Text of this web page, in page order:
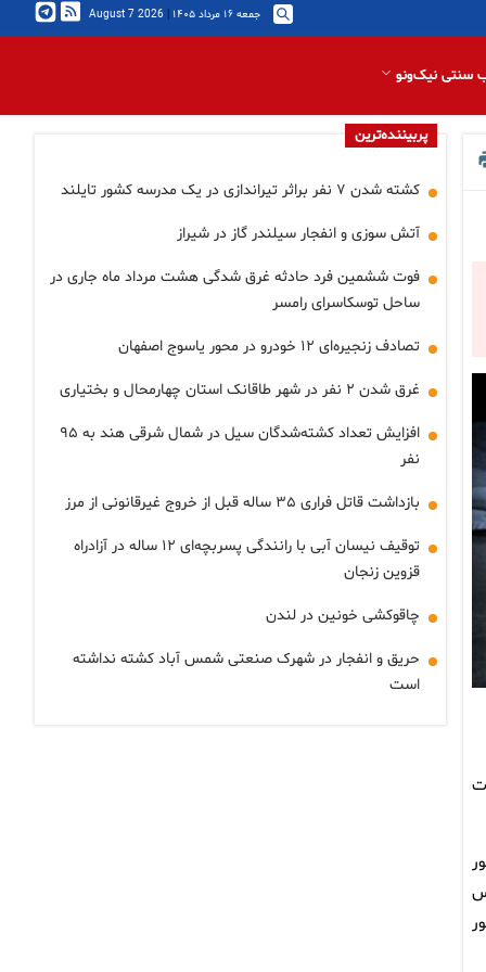
جمعه ۱۶ مرداد ۱۴۰۵ |
2026 August 7
سنتی نیک‌ونو
پربیننده‌ترین
کشته شدن ۷ نفر براثر تیراندازی در یک مدرسه کشور تایلند
آتش سوزی و انفجار سیلندر گاز در شیراز
فوت ششمین فرد حادثه غرق شدگی هشت مرداد ماه جاری در
ساحل توسکاسرای رامسر
تصادف زنجیره‌ای ۱۲ خودرو در محور یاسوج اصفهان
غرق شدن ۲ نفر در شهر طاقانک استان چهارمحال و بختیاری
افزایش تعداد کشته‌شدگان سیل در شمال شرقی هند به ۹۵
نفر
بازداشت قاتل فراری ۳۵ ساله قبل از خروج غیرقانونی از مرز
توقیف نیسان آبی با رانندگی پسربچه‌ای ۱۲ ساله در آزادراه
قزوین زنجان
چاقوکشی خونین در لندن
حریق و انفجار در شهرک صنعتی شمس آباد کشته نداشته
است